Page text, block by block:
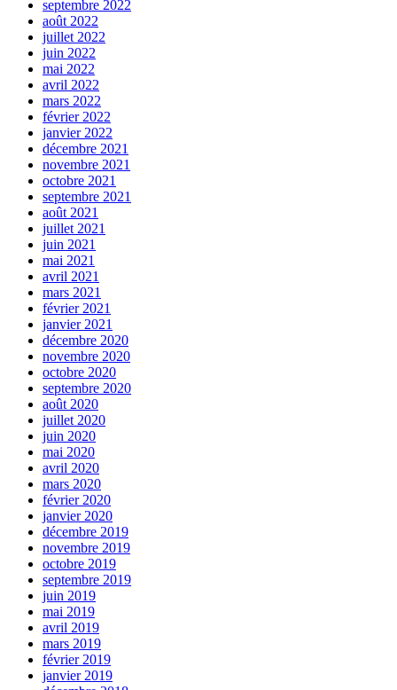
septembre 2022
août 2022
juillet 2022
juin 2022
mai 2022
avril 2022
mars 2022
février 2022
janvier 2022
décembre 2021
novembre 2021
octobre 2021
septembre 2021
août 2021
juillet 2021
juin 2021
mai 2021
avril 2021
mars 2021
février 2021
janvier 2021
décembre 2020
novembre 2020
octobre 2020
septembre 2020
août 2020
juillet 2020
juin 2020
mai 2020
avril 2020
mars 2020
février 2020
janvier 2020
décembre 2019
novembre 2019
octobre 2019
septembre 2019
juin 2019
mai 2019
avril 2019
mars 2019
février 2019
janvier 2019